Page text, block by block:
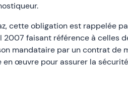
cette obligation est rappelée
2007 faisant référence à celles
mandataire par un contrat de
en œuvre pour assurer la